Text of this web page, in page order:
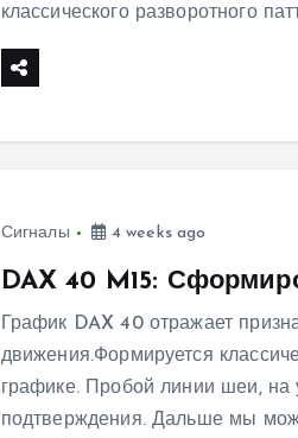
классического разворотного
Сигналы 4 weeks ago
DAX 40 M15:
График DAX 40 отражает
движения.Формируется
графике. Пробой линии шеи, на
подтверждения. Дальше мы